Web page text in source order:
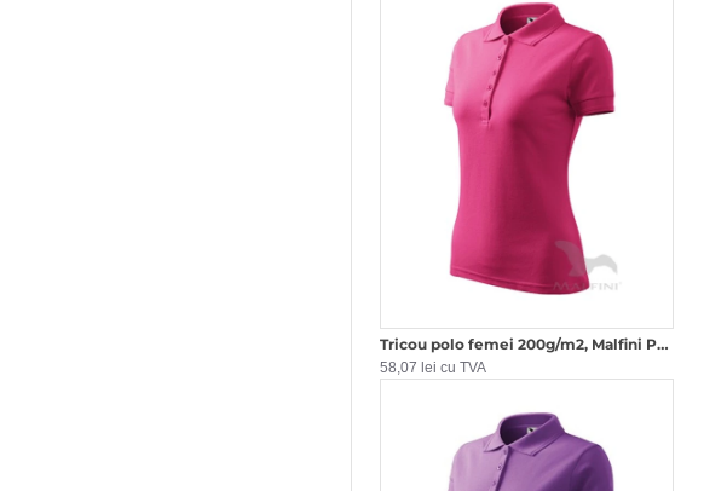
Tricou polo femei 200g/m2, Malfini Pique Polo 210, Roz Magenta
58,07 lei cu TVA